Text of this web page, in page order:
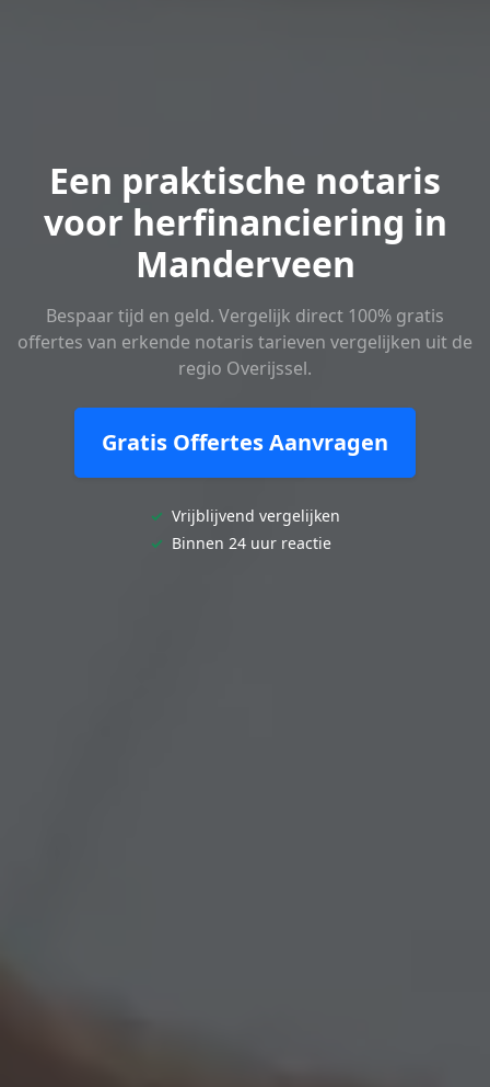
Een praktische notaris
voor herfinanciering in
Manderveen
Bespaar tijd en geld. Vergelijk direct 100% gratis
offertes van erkende notaris tarieven vergelijken uit de
regio Overijssel.
Gratis Offertes Aanvragen
✓ Vrijblijvend vergelijken
✓ Binnen 24 uur reactie